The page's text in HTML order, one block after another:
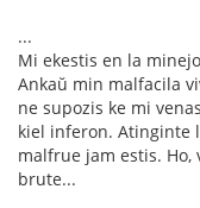
...
Mi ekestis en la
Ankaŭ min malfacila
ne supozis ke mi
kiel inferon. Atinginte
malfrue jam estis. Ho,
brute...